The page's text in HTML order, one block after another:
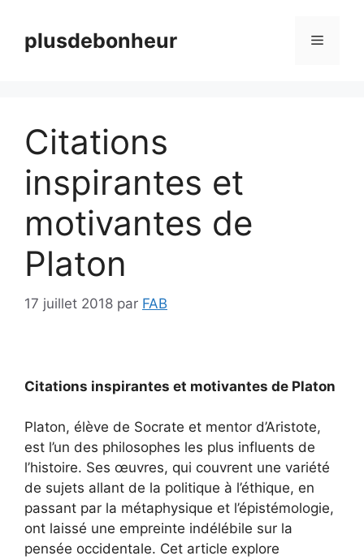
contenuplusdebonheur Menu
Citations
inspirantes et
motivantes de
Platon
17 juillet 2018 par FAB
Citations inspirantes et motivantes de Platon
Platon, élève de Socrate et mentor d’Aristote,
est l’un des philosophes les plus influents de
l’histoire. Ses œuvres, qui couvrent une variété
de sujets allant de la politique à l’éthique, en
passant par la métaphysique et l’épistémologie,
ont laissé une empreinte indélébile sur la
pensée occidentale. Cet article explore